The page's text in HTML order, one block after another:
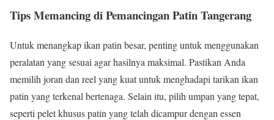
Tips Memancing di Pemancingan Patin Tangerang
Untuk menangkap ikan patin besar, penting untuk menggunakan
peralatan yang sesuai agar hasilnya maksimal. Pastikan Anda
memilih joran dan reel yang kuat untuk menghadapi tarikan ikan
patin yang terkenal bertenaga. Selain itu, pilih umpan yang tepat,
seperti pelet khusus patin yang telah dicampur dengan essen